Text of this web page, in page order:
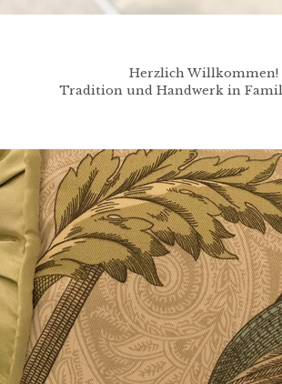
Herzlich Willkommen!
Tradition und Handwerk in